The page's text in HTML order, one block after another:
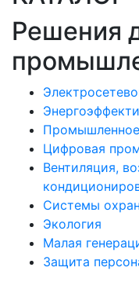
Решения
Цифровая
Вентиляция,
Системы
Экология
Малая
Защита